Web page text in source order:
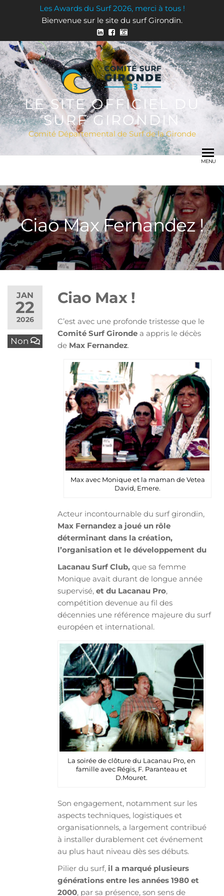
Les Awards du Surf 2026, merci à tous !
Bienvenue sur le site du surf Girondin.
LE SITE OFFICIEL DU
SURF GIRONDIN
Comité Départemental de Surf de la Gironde
MENU
Ciao Max Fernandez !
JAN
22
2026
Non
Ciao Max !
C’est avec une profonde tristesse que le
Comité Surf Gironde a appris le décès
de Max Fernandez.
Max avec Monique et la maman de Vetea
David, Emere.
Acteur incontournable du surf girondin,
Max Fernandez a joué un rôle
déterminant dans la création,
l’organisation et le développement du
Lacanau Surf Club, que sa femme
Monique avait durant de longue année
supervisé, et du Lacanau Pro,
compétition devenue au fil des
décennies une référence majeure du surf
européen et international.
La soirée de clôture du Lacanau Pro, en
famille avec Régis, F. Paranteau et
D.Mouret.
Son engagement, notamment sur les
aspects techniques, logistiques et
organisationnels, a largement contribué
à installer durablement cet événement
au plus haut niveau dès ses débuts.
Pilier du surf, il a marqué plusieurs
générations entre les années 1980 et
2000, par sa présence, son sens de